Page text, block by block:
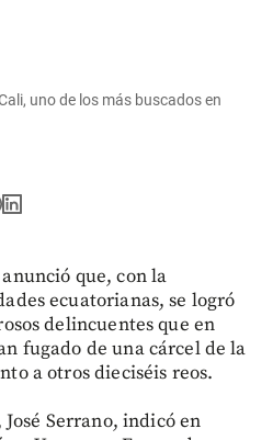
uno de los más buscados en
que, con la
ecuatorianas, se logró
delincuentes que en
fugado de una cárcel de la
a otros dieciséis reos.
Serrano, indicó en